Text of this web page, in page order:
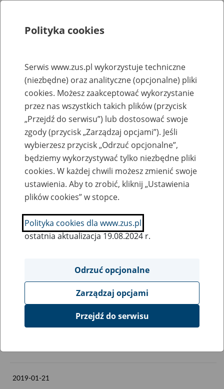
Strona główna
Rejestr zmian
2019-03-15
Zaktualizowano stronę "Oświadczenie o stanie kontroli zarządczej
Prezesa ZUS"
Anna Borowska
2019-02-1
Zaktualizowano stronę "Wymagania dla oprogramowania
interfejsowego - Aplikacje Gabinetowe (e-Zwolnienia)"
2019-01-21
Polityka cookies
Serwis www.zus.pl wykorzystuje techniczne
(niezbędne) oraz analityczne (opcjonalne) pliki
cookies. Możesz zaakceptować wykorzystanie
przez nas wszystkich takich plików (przycisk
„Przejdź do serwisu”) lub dostosować swoje
zgody (przycisk „Zarządzaj opcjami”). Jeśli
wybierzesz przycisk „Odrzuć opcjonalne”,
będziemy wykorzystywać tylko niezbędne pliki
cookies. W każdej chwili możesz zmienić swoje
ustawienia. Aby to zrobić, kliknij „Ustawienia
plików cookies” w stopce.
Polityka cookies dla www.zus.pl
ostatnia aktualizacja 19.08.2024 r.
Odrzuć opcjonalne
Zarządzaj opcjami
Przejdź do serwisu